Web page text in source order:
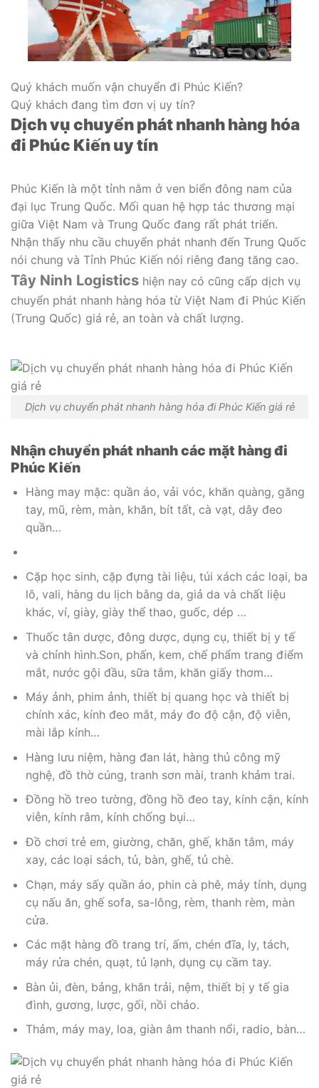
Quý khách muốn vận chuyển đi Phúc Kiến?
Quý khách đang tìm đơn vị uy tín?
Dịch vụ chuyển phát nhanh hàng hóa
đi Phúc Kiến uy tín
Phúc Kiến là một tỉnh nằm ở ven biển đông nam của
đại lục Trung Quốc. Mối quan hệ hợp tác thương mại
giữa Việt Nam và Trung Quốc đang rất phát triển.
Nhận thấy nhu cầu chuyển phát nhanh đến Trung Quốc
nói chung và Tỉnh Phúc Kiến nói riêng đang tăng cao.
Tây Ninh Logistics hiện nay có cũng cấp dịch vụ
chuyển phát nhanh hàng hóa từ Việt Nam đi Phúc Kiến
(Trung Quốc) giá rẻ, an toàn và chất lượng.
Dịch vụ chuyển phát nhanh hàng hóa đi Phúc Kiến giá rẻ
Nhận chuyển phát nhanh các mặt hàng đi
Phúc Kiến
Hàng may mặc: quần áo, vải vóc, khăn quàng, găng
tay, mũ, rèm, màn, khăn, bít tất, cà vạt, dây đeo
quần…
Cặp học sinh, cặp đựng tài liệu, túi xách các loại, ba
lô, vali, hàng du lịch bằng da, giả da và chất liệu
khác, ví, giày, giày thể thao, guốc, dép …
Thuốc tân dược, đông dược, dụng cụ, thiết bị y tế
và chỉnh hình.Son, phấn, kem, chế phẩm trang điểm
mắt, nước gội đầu, sữa tắm, khăn giấy thơm…
Máy ảnh, phim ảnh, thiết bị quang học và thiết bị
chính xác, kính đeo mắt, máy đo độ cận, độ viễn,
mài lắp kính…
Hàng lưu niệm, hàng đan lát, hàng thủ công mỹ
nghệ, đồ thờ cúng, tranh sơn mài, tranh khảm trai.
Đồng hồ treo tường, đồng hồ đeo tay, kính cận, kính
viễn, kính râm, kính chống bụi…
Đồ chơi trẻ em, giường, chăn, ghế, khăn tắm, máy
xay, các loại sách, tủ, bàn, ghế, tủ chè.
Chạn, máy sấy quần áo, phin cà phê, máy tính, dụng
cụ nấu ăn, ghế sofa, sa-lông, rèm, thanh rèm, màn
cửa.
Các mặt hàng đồ trang trí, ấm, chén đĩa, ly, tách,
máy rửa chén, quạt, tủ lạnh, dụng cụ cầm tay.
Bàn ủi, đèn, bảng, khăn trải, nệm, thiết bị y tế gia
đình, gương, lược, gối, nồi chảo.
Thảm, máy may, loa, giàn âm thanh nổi, radio, bàn…